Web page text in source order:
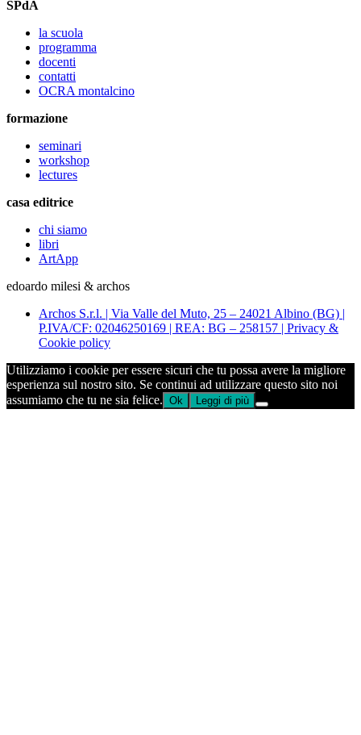
SPdA
la scuola
programma
docenti
contatti
OCRA montalcino
formazione
seminari
workshop
lectures
casa editrice
chi siamo
libri
ArtApp
edoardo milesi & archos
Archos S.r.l. | Via Valle del Muto, 25 – 24021 Albino (BG) |
P.IVA/CF: 02046250169 | REA: BG – 258157 | Privacy &
Cookie policy
Utilizziamo i cookie per essere sicuri che tu possa avere la migliore
esperienza sul nostro sito. Se continui ad utilizzare questo sito noi
assumiamo che tu ne sia felice. Ok Leggi di più